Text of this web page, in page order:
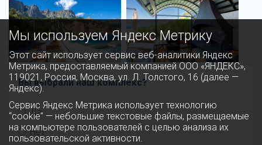
Вы выбрали наш комплекс?
Да
Нет
Мы используем Яндекс Метрику
Этот сайт использует сервис веб-аналитики Яндекс
Метрика, предоставляемый компанией ООО «ЯНДЕКС»,
119021, Россия, Москва, ул. Л. Толстого, 16 (далее —
Яндекс).
Сервис Яндекс Метрика использует технологию
“cookie” — небольшие текстовые файлы, размещаемые
на компьютере пользователей с целью анализа их
пользовательской активности.